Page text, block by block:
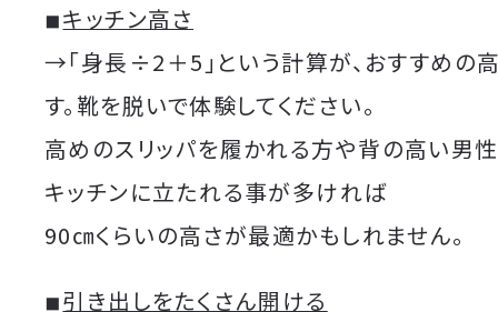
◾︎キッチン高さ
→「身長÷2＋5」という計算が、おすすめの
す。靴を脱いで体験してください。
高めのスリッパを履かれる方や背の高い男
キッチンに立たれる事が多ければ
90㎝くらいの高さが最適かもしれません。
◾︎引き出しをたくさん開ける